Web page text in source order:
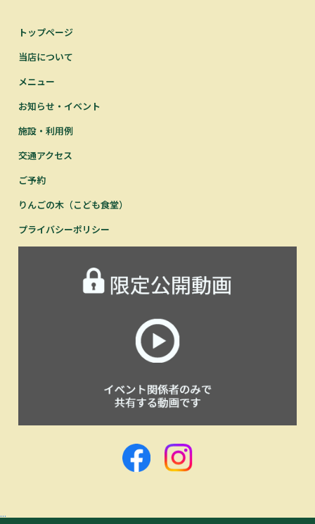
トップページ
当店について
メニュー
お知らせ・イベント
施設・利用例
交通アクセス
ご予約
りんごの木（こども食堂）
プライバシーポリシー
...